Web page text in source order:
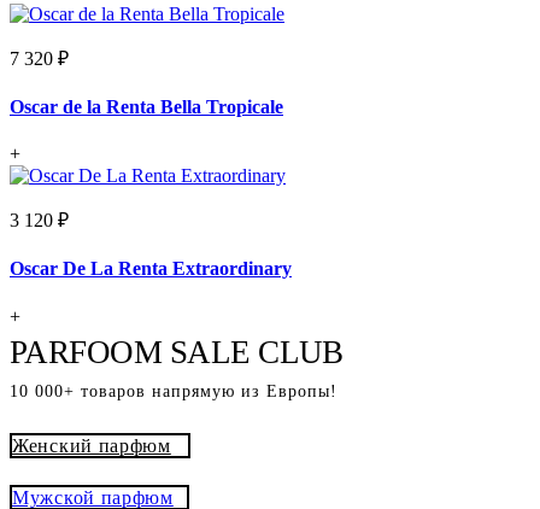
7 320 ₽
Oscar de la Renta Bella Tropicale
+
3 120 ₽
Oscar De La Renta Extraordinary
+
PARFOOM SALE CLUB
10 000+ товаров напрямую из Европы!
Женский парфюм
Мужской парфюм